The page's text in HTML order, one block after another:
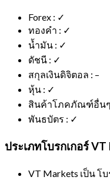
Forex : ✓
ทองคำ : ✓
น้ำมัน : ✓
ดัชนี : ✓
สกุลเงินดิจิตอล : –
หุ้น : ✓
สินค้าโภคภัณฑ์อื่น
พันธบัตร : ✓
ประเภทโบรกเกอร์
VT Markets เป็น โ